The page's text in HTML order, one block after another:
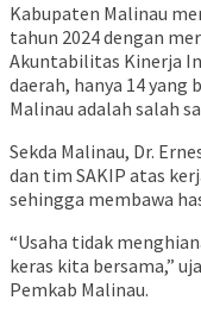
Kabupaten Malinau
tahun 2024 dengan
Akuntabilitas Kinerja
daerah, hanya 14
Malinau adalah salah
Sekda Malinau, Dr.
dan tim SAKIP atas
sehingga membawa
“Usaha tidak
keras kita bersama,”
Pemkab Malinau.